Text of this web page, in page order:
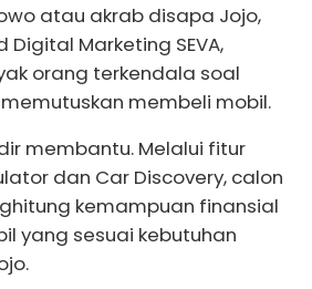
atau akrab disapa Jojo,
Marketing SEVA,
orang terkendala soal
membeli mobil.
membantu. Melalui fitur
dan Car Discovery, calon
kemampuan finansial
yang sesuai kebutuhan